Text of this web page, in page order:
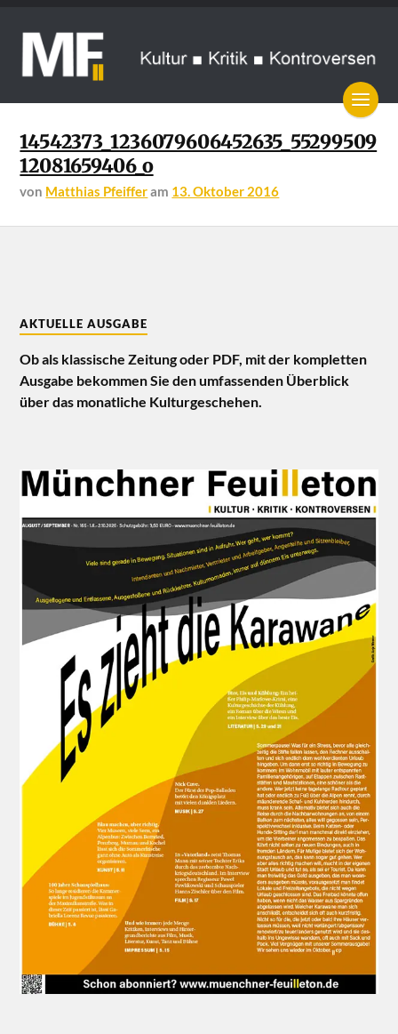
14542373_1236079606452635_55299509
12081659406_o
von Matthias Pfeifferam 13. Oktober 2016
AKTUELLE AUSGABE
Ob als klassische Zeitung oder PDF, mit der kompletten
Ausgabe bekommen Sie den umfassenden Überblick
über das monatliche Kulturgeschehen.